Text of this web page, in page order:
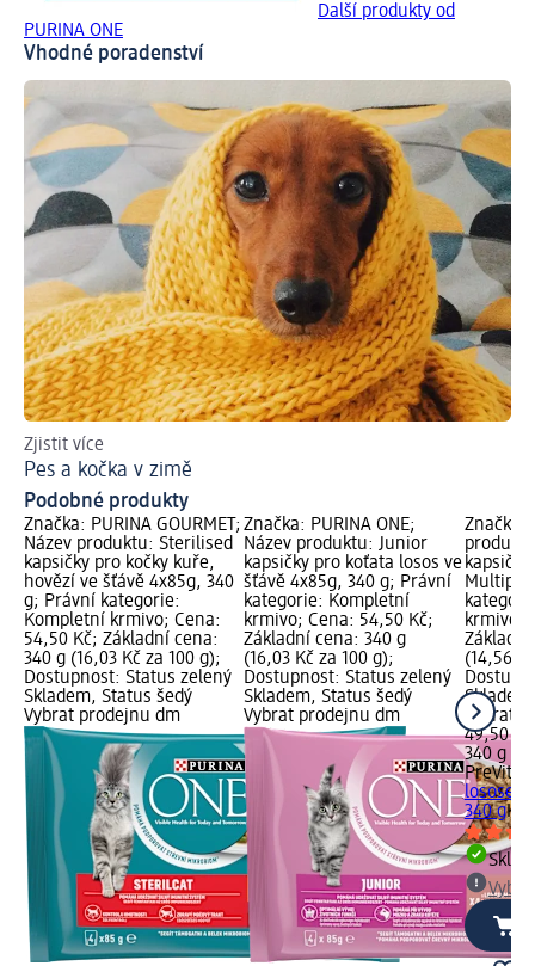
Další produkty od
PURINA ONE
Vhodné poradenství
Zjistit více
Pes a kočka v zimě
Podobné produkty
Značka: PURINA GOURMET;
Název produktu: Sterilised
kapsičky pro kočky kuře,
hovězí ve šťávě 4x85g, 340
g; Právní kategorie:
Kompletní krmivo; Cena:
54,50 Kč; Základní cena:
340 g (16,03 Kč za 100 g);
Dostupnost: Status zelený
Skladem, Status šedý
Vybrat prodejnu dm
Značka: PURINA ONE;
Název produktu: Junior
kapsičky pro koťata losos ve
šťávě 4x85g, 340 g; Právní
kategorie: Kompletní
krmivo; Cena: 54,50 Kč;
Základní cena: 340 g
(16,03 Kč za 100 g);
Dostupnost: Status zelený
Skladem, Status šedý
Vybrat prodejnu dm
Značka:
krmivo;
Základní
(14,56
Vybrat
49,50 Kč
340 g
PreVital
lososem
340 g